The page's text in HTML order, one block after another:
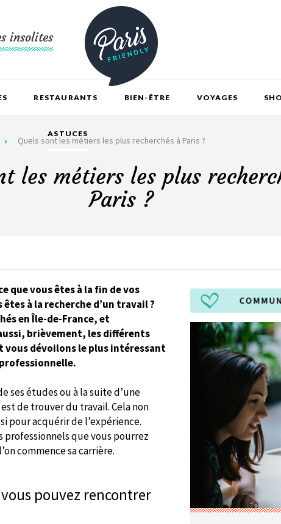
insolites
RESTAURANTS BIEN-ÊTRE VOYAGES
ASTUCES
Quels sont les métiers les plus recherchés à Paris ?
les métiers les plus
Paris ?
que vous êtes à la fin de vos
à la recherche d’un travail ?
en Île-de-France, et
brièvement, les différents
vous dévoilons le plus intéressant
ses études ou à la suite d’une
de trouver du travail. Cela non
pour acquérir de l’expérience.
que vous pourrez
commence sa carrière.
pouvez rencontrer